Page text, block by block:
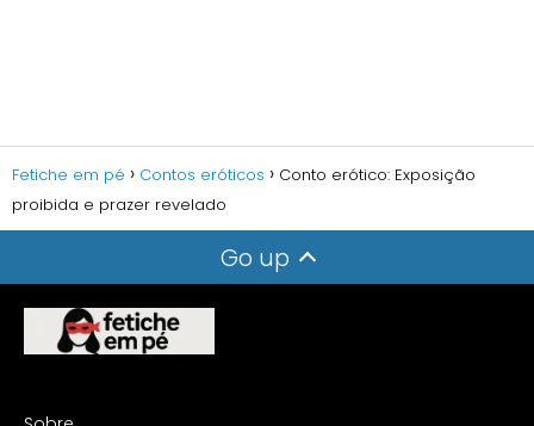
Fetiche em pé Contos eróticos
Conto erótico: Exposição
proibida e prazer revelado
Go up